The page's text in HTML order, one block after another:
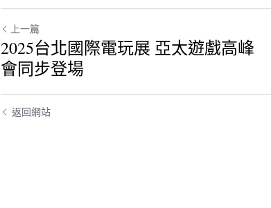
上一篇
2025台北國際電玩展 亞太遊戲高峰
會同步登場
返回網站